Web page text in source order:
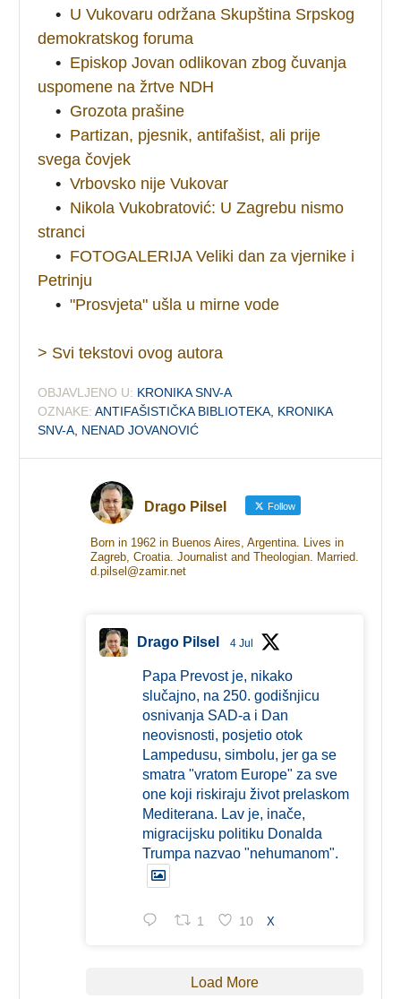
• U Vukovaru održana Skupština Srpskog
demokratskog foruma
• Episkop Jovan odlikovan zbog čuvanja
uspomene na žrtve NDH
• Grozota prašine
• Partizan, pjesnik, antifašist, ali prije
svega čovjek
• Vrbovsko nije Vukovar
• Nikola Vukobratović: U Zagrebu nismo
stranci
• FOTOGALERIJA Veliki dan za vjernike i
Petrinju
• "Prosvjeta" ušla u mirne vode
> Svi tekstovi ovog autora
OBJAVLJENO U: KRONIKA SNV-A
OZNAKE: ANTIFAŠISTIČKA BIBLIOTEKA KRONIKA
SNV-A NENAD JOVANOVIĆ
Drago Pilsel Follow
Born in 1962 in Buenos Aires, Argentina. Lives in
Zagreb, Croatia. Journalist and Theologian. Married.
d.pilsel@zamir.net
Drago Pilsel 4 Jul
Papa Prevost je, nikako
slučajno, na 250. godišnjicu
osnivanja SAD-a i Dan
neovisnosti, posjetio otok
Lampedusu, simbolu, jer ga se
smatra "vratom Europe" za sve
one koji riskiraju život prelaskom
Mediterana. Lav je, inače,
migracijsku politiku Donalda
Trumpa nazvao "nehumanom".
1 10 X
Load More